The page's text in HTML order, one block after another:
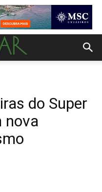
do Super
nova